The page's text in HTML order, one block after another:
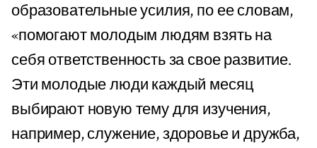
образовательные усилия, по ее словам,
«помогают молодым людям взять на
себя ответственность за свое развитие.
Эти молодые люди каждый месяц
выбирают новую тему для изучения,
например, служение, здоровье и дружба,